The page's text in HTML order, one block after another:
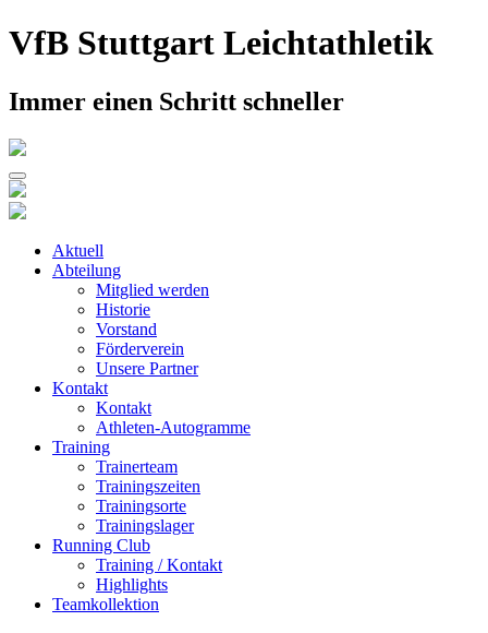
Skip
to
VfB Stuttgart Leichtathletik
Immer einen Schritt schneller
Aktuell
Abteilung
Mitglied werden
Historie
Vorstand
Förderverein
Unsere Partner
Kontakt
Kontakt
Athleten-Autogramme
Training
Trainerteam
Trainingszeiten
Trainingsorte
Trainingslager
Running Club
Training / Kontakt
Highlights
Teamkollektion